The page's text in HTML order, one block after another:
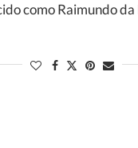
como Raimundo da